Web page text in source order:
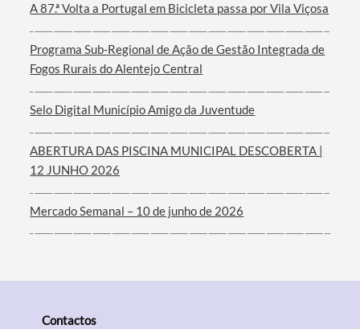
A 87.ª Volta a Portugal em Bicicleta passa por Vila Viçosa
Programa Sub-Regional de Ação de Gestão Integrada de
Fogos Rurais do Alentejo Central
Selo Digital Município Amigo da Juventude
ABERTURA DAS PISCINA MUNICIPAL DESCOBERTA |
12 JUNHO 2026
Mercado Semanal – 10 de junho de 2026
Contactos